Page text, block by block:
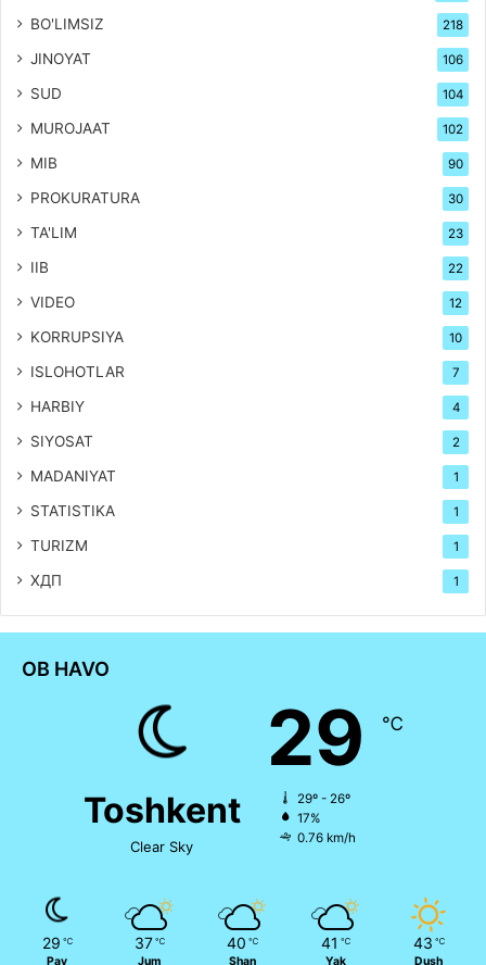
BO'LIMSIZ 218
JINOYAT 106
SUD 104
MUROJAAT 102
MIB 90
PROKURATURA 30
TA'LIM 23
IIB 22
VIDEO 12
KORRUPSIYA 10
ISLOHOTLAR 7
HARBIY 4
SIYOSAT 2
MADANIYAT 1
STATISTIKA 1
TURIZM 1
ХДП 1
OB HAVO
Toshkent
Clear Sky
29 ℃
29º - 26º
17%
0.76 km/h
29 ℃
Pay
37 ℃
Jum
40 ℃
Shan
41 ℃
Yak
43 ℃
Dush